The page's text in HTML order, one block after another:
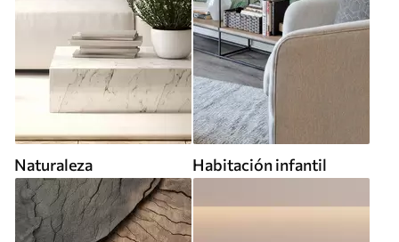
Naturaleza Habitación infantil